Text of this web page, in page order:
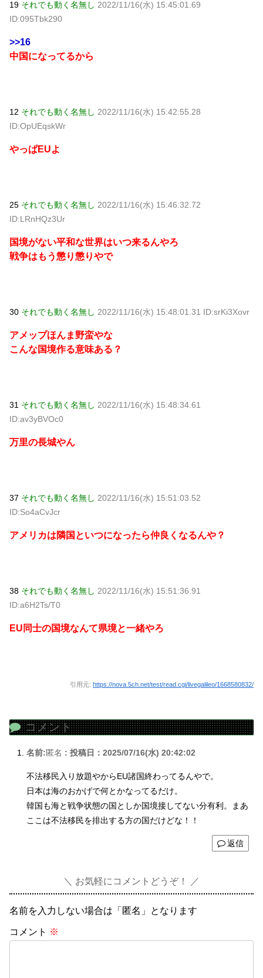
19 それでも動く名無し 2022/11/16(水) 15:45:01.69
ID:095Tbk290
>>16
中国になってるから
12 それでも動く名無し 2022/11/16(水) 15:42:55.28
ID:OpUEqskWr
やっぱEUよ
25 それでも動く名無し 2022/11/16(水) 15:46:32.72
ID:LRnHQz3Ur
国境がない平和な世界はいつ来るんやろ
戦争はもう懲り懲りやで
30 それでも動く名無し 2022/11/16(水) 15:48:01.31 ID:srKi3Xovr
アメップほんま野蛮やな
こんな国境作る意味ある？
31 それでも動く名無し 2022/11/16(水) 15:48:34.61
ID:av3yBVOc0
万里の長城やん
37 それでも動く名無し 2022/11/16(水) 15:51:03.52
ID:So4aCvJcr
アメリカは隣国といつになったら仲良くなるんや？
38 それでも動く名無し 2022/11/16(水) 15:51:36.91
ID:a6H2Ts/T0
EU同士の国境なんて県境と一緒やろ
引用元: https://nova.5ch.net/test/read.cgi/livegalileo/1668580832/
コメント
名前:匿名 : 投稿日：2025/07/16(水) 20:42:02
不法移民入り放題やからEU諸国終わってるんやで。
日本は海のおかげで何とかなってるだけ。
韓国も海と戦争状態の国としか国境接してない分有利。まあ
ここは不法移民を排出する方の国だけどな！！
返信
お気軽にコメントどうぞ！
名前を入力しない場合は「匿名」となります
コメント ※